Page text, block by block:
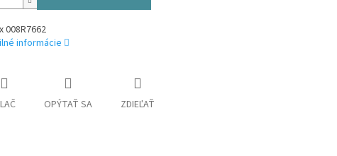
008R7662
informácie
OPÝTAŤ SA ZDIEĽAŤ